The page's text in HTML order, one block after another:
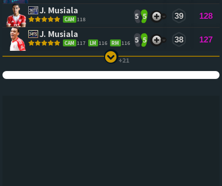
J. Musiala
CAM 118 5 5 39 128
J. Musiala
CAM 117 LM 116 RM 116 5 5 38 127
+21